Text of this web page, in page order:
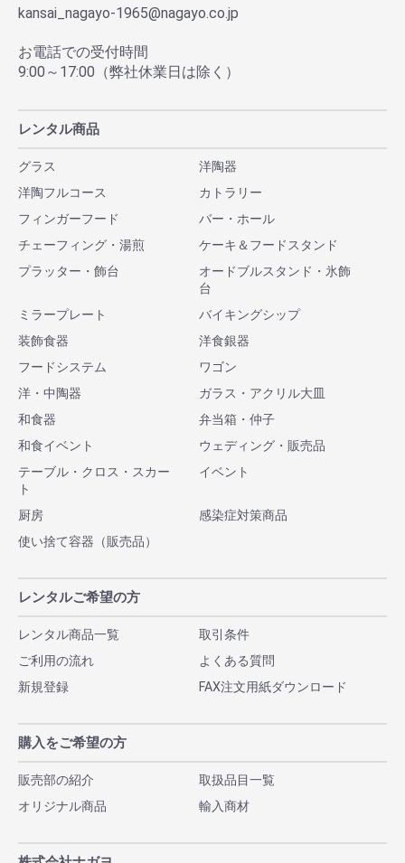
kansai_nagayo-1965@nagayo.co.jp
お電話での受付時間
9:00～17:00（弊社休業日は除く）
レンタル商品
グラス
洋陶器
洋陶フルコース
カトラリー
フィンガーフード
バー・ホール
チェーフィング・湯煎
ケーキ＆フードスタンド
プラッター・飾台
オードブルスタンド・氷飾
台
ミラープレート
バイキングシップ
装飾食器
洋食銀器
フードシステム
ワゴン
洋・中陶器
ガラス・アクリル大皿
和食器
弁当箱・仲子
和食イベント
ウェディング・販売品
テーブル・クロス・スカー
ト
イベント
厨房
感染症対策商品
使い捨て容器（販売品）
レンタルご希望の方
レンタル商品一覧
取引条件
ご利用の流れ
よくある質問
新規登録
FAX注文用紙ダウンロード
購入をご希望の方
販売部の紹介
取扱品目一覧
オリジナル商品
輸入商材